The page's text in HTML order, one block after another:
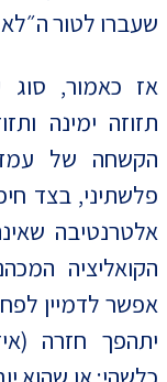
שעברו לטור ה״לא
אז כאמור, סוג
תזוזה ימינה
הקשחה של
פלשתיני, בצד
אלטרנטיבה
הקואליציה
אפשר לדמיין
יתהפך חזרה